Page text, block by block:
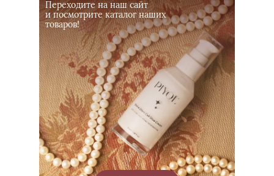
Переходите на наш сайт
и посмотрите каталог наших
товаров!